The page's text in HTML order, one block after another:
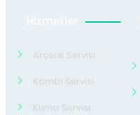
Hizmetler
Arçelik Servisi
Kombi Servisi
Klima Servisi